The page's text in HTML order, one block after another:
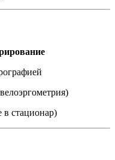
в стационар)